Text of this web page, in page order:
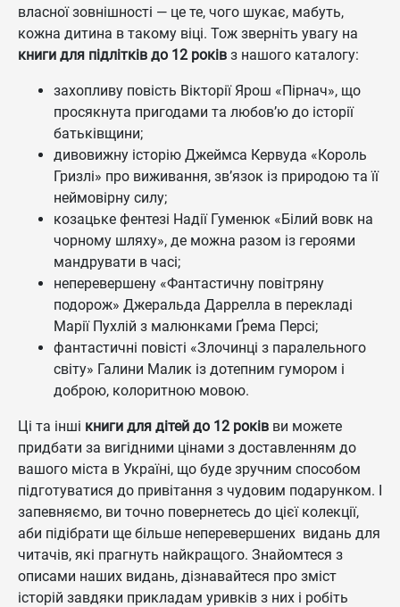
власної зовнішності — це те, чого шукає, мабуть,
кожна дитина в такому віці. Тож зверніть увагу на
книги для підлітків до 12 років з нашого каталогу:
захопливу повість Вікторії Ярош «Пірнач», що
просякнута пригодами та любов’ю до історії
батьківщини;
дивовижну історію Джеймса Кервуда «Король
Гризлі» про виживання, зв’язок із природою та її
неймовірну силу;
козацьке фентезі Надії Гуменюк «Білий вовк на
чорному шляху», де можна разом із героями
мандрувати в часі;
неперевершену «Фантастичну повітряну
подорож» Джеральда Даррелла в перекладі
Марії Пухлій з малюнками Ґрема Персі;
фантастичні повісті «Злочинці з паралельного
світу» Галини Малик із дотепним гумором і
доброю, колоритною мовою.
Ці та інші книги для дітей до 12 років ви можете
придбати за вигідними цінами з доставленням до
вашого міста в Україні, що буде зручним способом
підготуватися до привітання з чудовим подарунком. І
запевняємо, ви точно повернетесь до цієї колекції,
аби підібрати ще більше неперевершених видань для
читачів, які прагнуть найкращого. Знайомтеся з
описами наших видань, дізнавайтеся про зміст
історій завдяки прикладам уривків з них і робіть